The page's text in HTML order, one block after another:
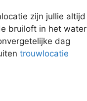
zijn jullie altijd
bruiloft in het water
dag
trouwlocatie